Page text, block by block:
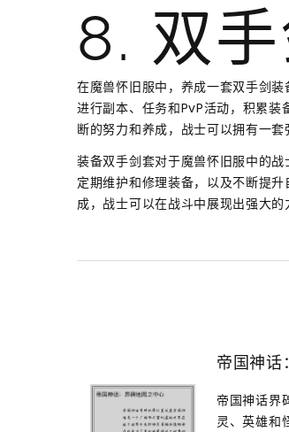
8. 双
在魔兽怀旧服中，养成一套双手剑
进行副本、任务和PvP活动，积累
断的努力和养成，战士可以拥有一套
装备双手剑套对于魔兽怀旧服中的
定期维护和修理装备，以及不断提
成，战士可以在战斗中展现出强大
帝国神话
帝国神话界
灵、英雄和